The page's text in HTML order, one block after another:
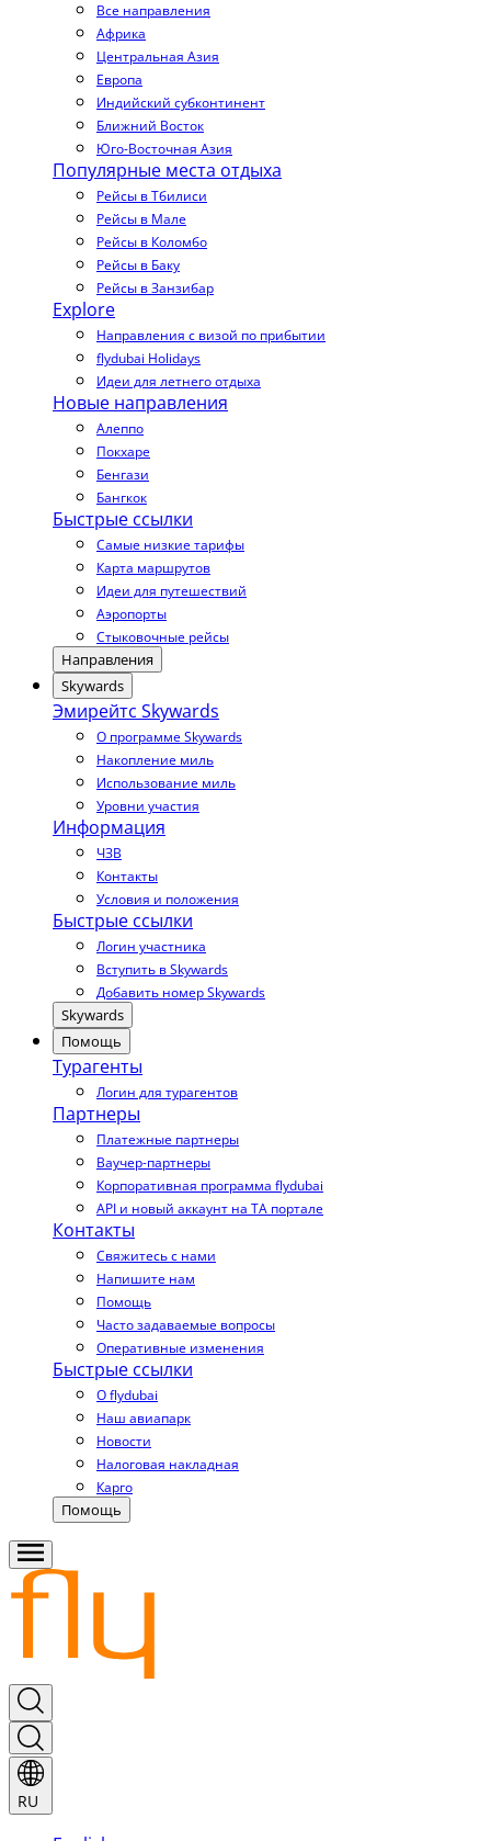
Все направления
Африка
Центральная Азия
Европа
Индийский субконтинент
Ближний Восток
Юго-Восточная Азия
Популярные места отдыха
Рейсы в Тбилиси
Рейсы в Мале
Рейсы в Коломбо
Рейсы в Баку
Рейсы в Занзибар
Explore
Направления с визой по прибытии
flydubai Holidays
Идеи для летнего отдыха
Новые направления
Алеппо
Покхаре
Бенгази
Бангкок
Быстрые ссылки
Самые низкие тарифы
Карта маршрутов
Идеи для путешествий
Аэропорты
Стыковочные рейсы
Направления
Skywards
Эмирейтс Skywards
О программе Skywards
Накопление миль
Использование миль
Уровни участия
Информация
ЧЗВ
Контакты
Условия и положения
Быстрые ссылки
Логин участника
Вступить в Skywards
Добавить номер Skywards
Skywards
Помощь
Турагенты
Логин для турагентов
Партнеры
Платежные партнеры
Ваучер-партнеры
Корпоративная программа flydubai
API и новый аккаунт на TA портале
Контакты
Свяжитесь с нами
Напишите нам
Помощь
Часто задаваемые вопросы
Оперативные изменения
Быстрые ссылки
О flydubai
Наш авиапарк
Новости
Налоговая накладная
Карго
Помощь
RU